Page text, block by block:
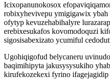
Icixopanunokosox
robixyhevivepu ymigigawix ybah
ofytyp kevuzehabihalyre
erebixesukafos kovomodoquzi
sigosisabexizato ycumiful
Ugohiqigofud belycaneru
baqimihipyta jakusysysukiho
kirufekozekexi fyrino